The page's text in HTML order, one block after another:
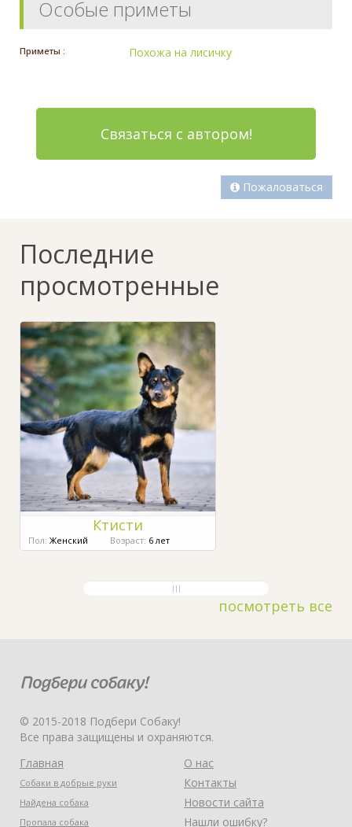
Особые приметы
Приметы : Похожа на лисичку
Связаться с автором!
Пожаловаться
Последние
просмотренные
Ктисти
Пол: Женский Возраст: 6 лет
посмотреть все
© 2015-2018 Подбери Собаку!
Все права защищены и охраняются.
Главная
Собаки в добрые руки
Найдена собака
Пропала собака
О нас
Контакты
Новости сайта
Нашли ошибку?